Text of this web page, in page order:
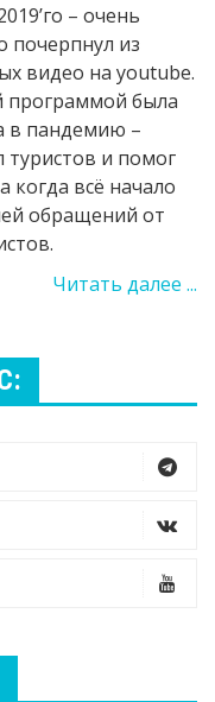
– очень
почерпнул из
видео на youtube.
программой была
в пандемию –
туристов и помог
когда всё начало
обращений от
Читать далее ...